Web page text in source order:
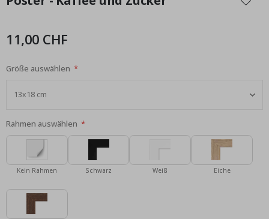
der
11,00 CHF
Größe auswählen
Rahmen auswählen
Kein Rahmen Schwarz Weiß Eiche